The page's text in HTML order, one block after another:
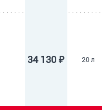
34 130 ₽ 20 л